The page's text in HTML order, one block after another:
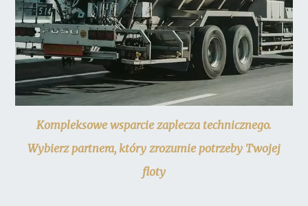
Kompleksowe wsparcie zaplecza technicznego.
Wybierz partnera, który zrozumie potrzeby Twojej
floty